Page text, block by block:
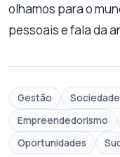
olhamos para o
pessoais e fala da
Gestão Sociedade
Empreendedorismo
Oportunidades